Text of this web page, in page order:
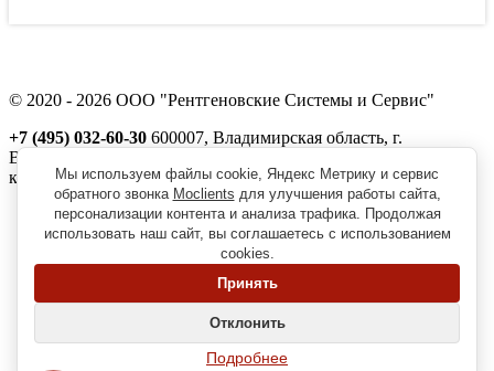
© 2020 - 2026 ООО "Рентгеновские Системы и Сервис"
+7 (495) 032-60-30 600007, Владимирская область, г.
Владимир, ул. Северная, д. 1м,
корп. 11, пом. 41
Реквизиты
Политика обработки персональных данных
Пользовательское соглашение
Согласие на получение рекламно-информационной рассылки
Мы используем файлы cookie, Яндекс Метрику и сервис
обратного звонка Moclients для улучшения работы сайта,
персонализации контента и анализа трафика. Продолжая
использовать наш сайт, вы соглашаетесь с использованием
cookies.
Принять
Отклонить
Подробнее